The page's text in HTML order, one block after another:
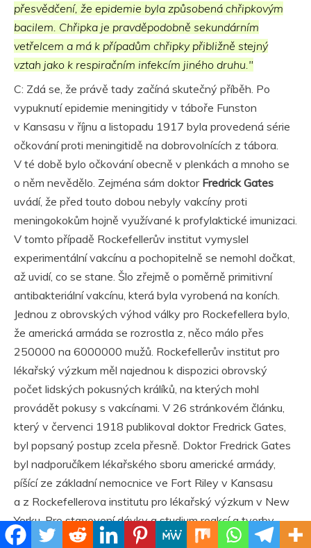
přesvědčení, že epidemie byla způsobená chřipkovým
bacilem. Chřipka je pravděpodobně sekundárním
vetřelcem a má k případům chřipky přibližně stejný
vztah jako k respiračním infekcím jiného druhu."
C: Zdá se, že právě tady začíná skutečný příběh. Po
vypuknutí epidemie meningitidy v táboře Funston
v Kansasu v říjnu a listopadu 1917 byla provedená série
očkování proti meningitidě na dobrovolnících z tábora.
V té době bylo očkování obecně v plenkách a mnoho se
o něm nevědělo. Zejména sám doktor Fredrick Gates
uvádí, že před touto dobou nebyly vakcíny proti
meningokokům hojně využívané k profylaktické imunizaci.
V tomto případě Rockefellerův institut vymyslel
experimentální vakcínu a pochopitelně se nemohl dočkat,
až uvidí, co se stane. Šlo zřejmě o poměrně primitivní
antibakteriální vakcínu, která byla vyrobená na koních.
Jednou z obrovských výhod války pro Rockefellera bylo,
že americká armáda se rozrostla z, něco málo přes
250000 na 6000000 mužů. Rockefellerův institut pro
lékařský výzkum měl najednou k dispozici obrovský
počet lidských pokusných králíků, na kterých mohl
provádět pokusy s vakcínami. V 26 stránkovém článku,
který v červenci 1918 publikoval doktor Fredrick Gates,
byl popsaný postup zcela přesně. Doktor Fredrick Gates
byl nadporučíkem lékařského sboru americké armády,
píšící ze základní nemocnice ve Fort Riley v Kansasu
a z Rockefellerova institutu pro lékařský výzkum v New
Yorku. Pro stanovení dávky a studium reakcí a tvorby
protilátek bylo vybraných 6 skupin po přibližně 50 mužích